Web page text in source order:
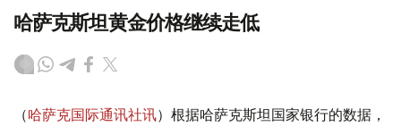
哈萨克斯坦黄金价格继续走低
（哈萨克国际通讯社讯）根据哈萨克斯坦国家银行的数据，